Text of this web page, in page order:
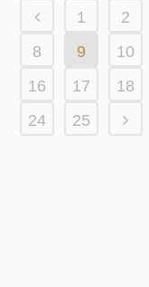
1 2
8
9 10
16
17 18
24
25